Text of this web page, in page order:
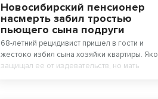
Новосибирский пенсионер
насмерть забил тростью
пьющего сына подруги
68-летний рецидивист пришел в гости и
жестоко избил сына хозяйки квартиры.
защищал ее от издевательств, но мать